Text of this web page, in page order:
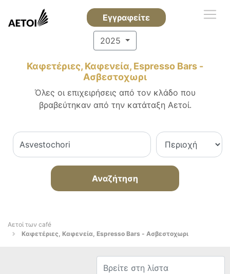
Εγγραφείτε
2025
Καφετέριες, Καφενεία, Espresso Bars -
Ασβεστοχωρι
Όλες οι επιχειρήσεις από τον κλάδο που
βραβεύτηκαν από την κατάταξη Αετοί.
Αναζήτηση
Αετοί των café
Καφετέριες, Καφενεία, Espresso Bars - Ασβεστοχωρι